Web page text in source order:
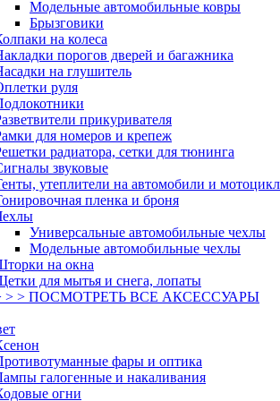
Модельные автомобильные ковры
Брызговики
на колеса
порогов дверей и багажника
на глушитель
руля
прикуривателя
для номеров и крепеж
радиатора, сетки для тюнинга
звуковые
утеплители на автомобили и
пленка и броня
Универсальные автомобильные чехлы
Модельные автомобильные чехлы
на окна
для мытья и снега, лопаты
> > ПОСМОТРЕТЬ ВСЕ АКСЕССУАРЫ
фары и оптика
галогенные и накаливания
огни